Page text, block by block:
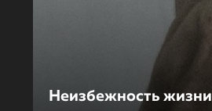
Неизбежность жизни